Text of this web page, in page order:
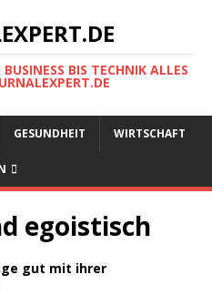
BIS TECHNIK ALLES
GESUNDHEIT WIRTSCHAFT
egoistisch
gut mit ihrer